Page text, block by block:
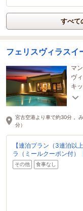
すべて
フェリスヴィラスイ
マ
ヴ
キ
イ
宮古空港より車で約30分 。
分）
【連泊プラン（3連泊以
ラ（ミールクーポン付）
その他 食事なし